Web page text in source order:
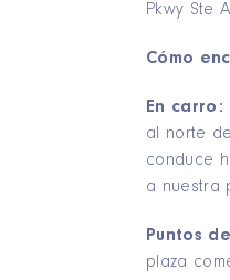
Pkwy Ste
Cómo
En carro:
al norte
conduce
a nuestra
Puntos
plaza